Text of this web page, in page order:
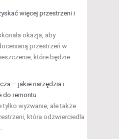
więcej przestrzeni i
okazja, aby
przestrzeń w
które będzie
– jakie narzędzia i
do remontu
tylko wyzwanie, ale także
która odzwierciedla